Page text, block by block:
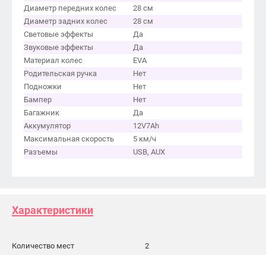
Диаметр передних колес
28 см
Диаметр задних колес
28 см
Световые эффекты
Да
Звуковые эффекты
Да
Материал колес
EVA
Родительская ручка
Нет
Подножки
Нет
Бампер
Нет
Багажник
Да
Аккумулятор
12V7Ah
Максимальная скорость
5 км/ч
Разъемы
USB, AUX
Характеристики
Количество мест 2